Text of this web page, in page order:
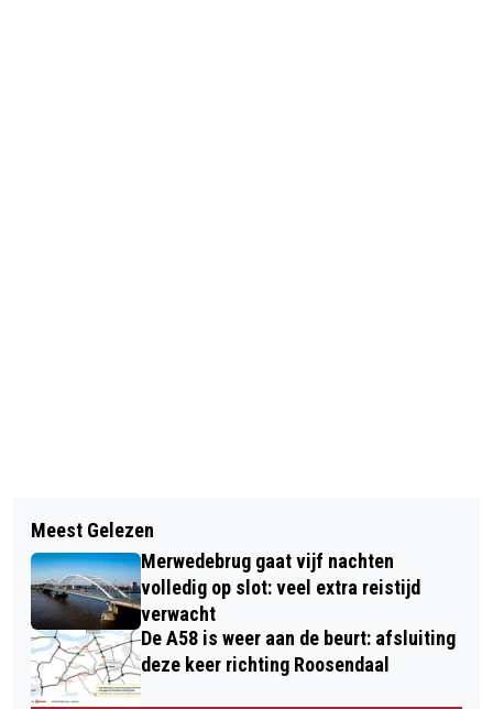
WK DARTS ZIT EROP VOOR MICHAEL
VAN GERWEN NA POSITIEVE
CORONATEST
ZOMERCARNAVAL IN BOEMELDONCK?
ORGANISATIE VERPLAATST OPTOCHT
NAAR JUNI
Meest Gelezen
Merwedebrug gaat vijf nachten
volledig op slot: veel extra reistijd
verwacht
De A58 is weer aan de beurt: afsluiting
deze keer richting Roosendaal